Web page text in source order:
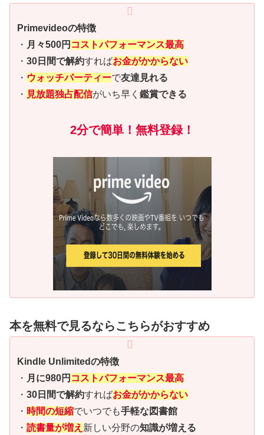
Primevideoの特徴
・ 月々500円 コストパフォーマンス最高
・ 30日間で解約すればお金がかからない
・ ウォッチパーティーで友達見れる
・ 見放題独占配信がいち早く 鑑賞できる
2分で簡単！無料登録！
本を無料で見るならこちらがおすすめ
Kindle Unlimitedの特徴
・ 月に980円 コストパフォーマンス最高
・ 30日間で解約すればお金がかからない
・ 時間の短縮でいつでも手軽な図書館
・ 読書量が増え 新しい分野の知識が増える